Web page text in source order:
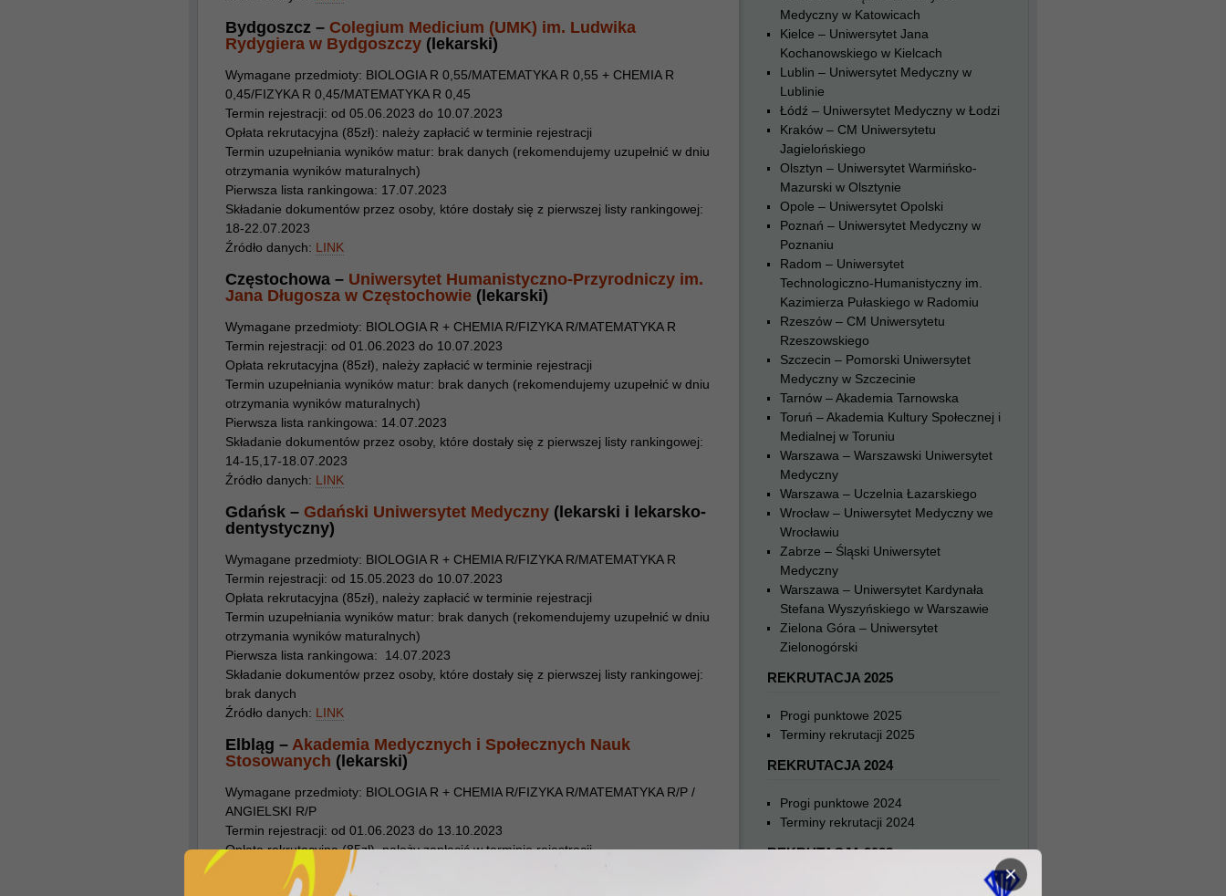
Bydgoszcz – Colegium Medicium (UMK) im. Ludwika
Rydygiera w Bydgoszczy (lekarski)
Wymagane przedmioty: BIOLOGIA R 0,55/MATEMATYKA R 0,55 + CHEMIA R
0,45/FIZYKA R 0,45/MATEMATYKA R 0,45
Termin rejestracji: od 05.06.2023 do 10.07.2023
Opłata rekrutacyjna (85zł): należy zapłacić w terminie rejestracji
Termin uzupełniania wyników matur: brak danych (rekomendujemy uzupełnić w dniu
otrzymania wyników maturalnych)
Pierwsza lista rankingowa: 17.07.2023
Składanie dokumentów przez osoby, które dostały się z pierwszej listy rankingowej:
18-22.07.2023
Źródło danych: LINK
Częstochowa – Uniwersytet Humanistyczno-Przyrodniczy im.
Jana Długosza w Częstochowie (lekarski)
Wymagane przedmioty: BIOLOGIA R + CHEMIA R/FIZYKA R/MATEMATYKA R
Termin rejestracji: od 01.06.2023 do 10.07.2023
Opłata rekrutacyjna (85zł), należy zapłacić w terminie rejestracji
Termin uzupełniania wyników matur: brak danych (rekomendujemy uzupełnić w dniu
otrzymania wyników maturalnych)
Pierwsza lista rankingowa: 14.07.2023
Składanie dokumentów przez osoby, które dostały się z pierwszej listy rankingowej:
14-15,17-18.07.2023
Źródło danych: LINK
Gdańsk – Gdański Uniwersytet Medyczny (lekarski i lekarsko-
dentystyczny)
Wymagane przedmioty: BIOLOGIA R + CHEMIA R/FIZYKA R/MATEMATYKA R
Termin rejestracji: od 15.05.2023 do 10.07.2023
Opłata rekrutacyjna (85zł), należy zapłacić w terminie rejestracji
Termin uzupełniania wyników matur: brak danych (rekomendujemy uzupełnić w dniu
otrzymania wyników maturalnych)
Pierwsza lista rankingowa: 14.07.2023
Składanie dokumentów przez osoby, które dostały się z pierwszej listy rankingowej:
brak danych
Źródło danych: LINK
Elbląg – Akademia Medycznych i Społecznych Nauk
Stosowanych (lekarski)
Wymagane przedmioty: BIOLOGIA R + CHEMIA R/FIZYKA R/MATEMATYKA R/P /
ANGIELSKI R/P
Termin rejestracji: od 01.06.2023 do 13.10.2023
Opłata rekrutacyjna (85zł), należy zapłacić w terminie rejestracji
Termin uzupełniania wyników matur: brak danych (rekomendujemy uzupełnić w dniu
otrzymania wyników maturalnych)
Medyczny w Katowicach
Kielce – Uniwersytet Jana
Kochanowskiego w Kielcach
Lublin – Uniwersytet Medyczny w
Lublinie
Łódź – Uniwersytet Medyczny w Łodzi
Kraków – CM Uniwersytetu
Jagielońskiego
Olsztyn – Uniwersytet Warmińsko-
Mazurski w Olsztynie
Opole – Uniwersytet Opolski
Poznań – Uniwersytet Medyczny w
Poznaniu
Radom – Uniwersytet
Technologiczno-Humanistyczny im.
Kazimierza Pułaskiego w Radomiu
Rzeszów – CM Uniwersytetu
Rzeszowskiego
Szczecin – Pomorski Uniwersytet
Medyczny w Szczecinie
Tarnów – Akademia Tarnowska
Toruń – Akademia Kultury Społecznej i
Medialnej w Toruniu
Warszawa – Warszawski Uniwersytet
Medyczny
Warszawa – Uczelnia Łazarskiego
Wrocław – Uniwersytet Medyczny we
Wrocławiu
Zabrze – Śląski Uniwersytet
Medyczny
Warszawa – Uniwersytet Kardynała
Stefana Wyszyńskiego w Warszawie
Zielona Góra – Uniwersytet
Zielonogórski
REKRUTACJA 2025
Progi punktowe 2025
Terminy rekrutacji 2025
REKRUTACJA 2024
Progi punktowe 2024
Terminy rekrutacji 2024
REKRUTACJA 2023
×